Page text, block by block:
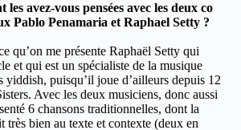
avez-vous pensées avec les deux co
Pablo Penamaria et Raphael Setty ?
qu’on me présente Raphaël Setty qui
et qui est un spécialiste de la musique
yiddish, puisqu’il joue d’ailleurs depuis 12
Avec les deux musiciens, donc aussi
6 chansons traditionnelles, dont la
très bien au texte et contexte (deux en